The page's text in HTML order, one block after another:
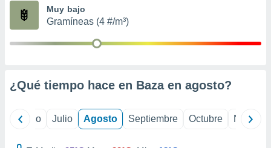
publicidad
publicidad
Muy bajo
Gramíneas (4 #/m³)
¿Qué tiempo hace en Baza en agosto?
Junio Julio Agosto Septiembre Octubre